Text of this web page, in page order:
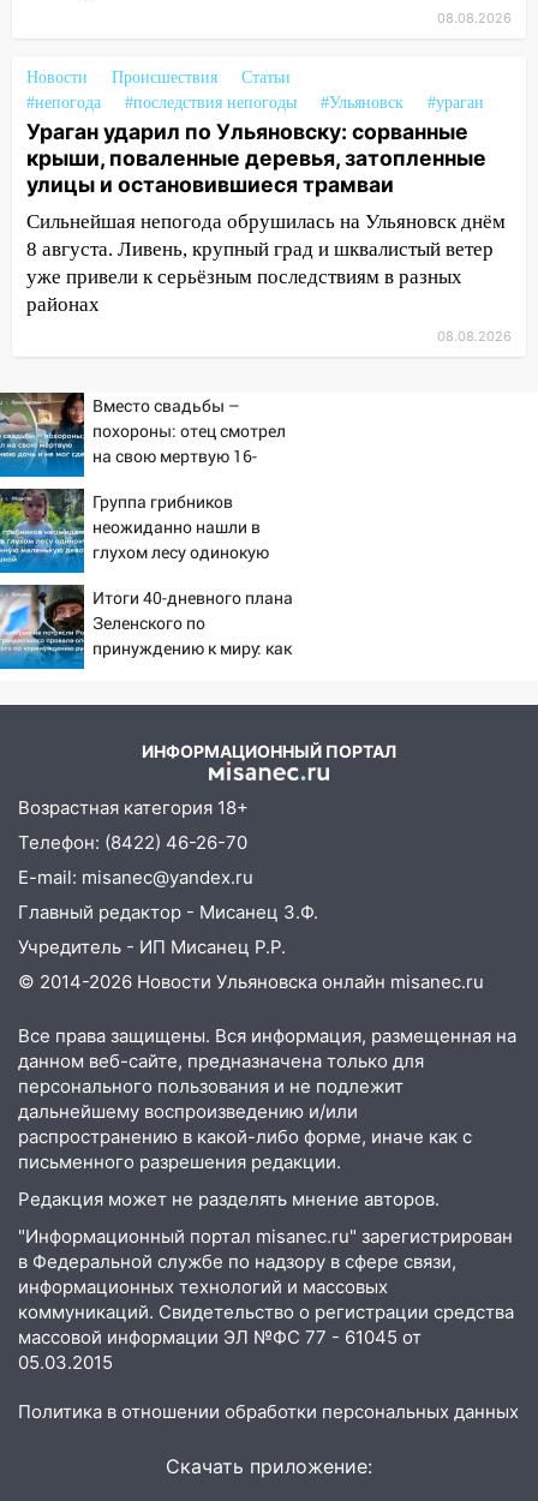
судить за неуплату 48,4 млн рублей
налогов
09:28 Дети на дорогах: пострадали
велосипедисты, мотоциклисты и
пешеходы. Обзор крупных аварий в
Ульяновской области
08:30 Поджог со свечой, 16 сгоревших
домов и выстрел за водку
06:45
Императорский мост в
Ульяновске останется закрытым до
утра 10 августа
05:18
Судьба готовит сюрприз: гороскоп
на 8 августа — кому повезет с
деньгами, а кого ждет неожиданная
встреча
04:47
В Ульяновской области объявили
ракетную опасность: звучат сирены
07.08.2026
купить тракторы с отсрочкой платежа
19:34
В следственном управлении
состоялось торжественное
мероприятие, приуроченное к
празднованию Дня сотрудника органов
следствия Российской Федерации
19:30 Ульяновцев приглашают
на фестивале «ФормАРТ»
18:11 Ульяновская область стала
пилотным регионом проекта
«Культурное долголетие»
17:23 Прогноз погоды в Ульяновской
области на 8 августа
17:16 В реанимацию Ульяновской
областной больницы поступили шесть
новых аппаратов ИВЛ
16:51
В Чердаклинском районе
ремонтируют дороги, ставят остановки
девять бункеров для крупногабаритного
08.08.2026
Новости Происшествия
Статьи
#непогода
#последствия непогоды #Ульяновск #ураган
Ураган ударил по Ульяновску: сорванные
крыши, поваленные деревья, затопленные
улицы и остановившиеся трамваи
Сильнейшая непогода обрушилась на Ульяновск днём
8 августа. Ливень, крупный град и шквалистый ветер
уже привели к серьёзным последствиям в разных
районах
08.08.2026
Вместо свадьбы –
похороны: отец смотрел
на свою мертвую 16-
сдержать слезы
Группа грибников
неожиданно нашли в
глухом лесу одинокую
девочку с игрушкой
Итоги 40-дневного плана
Зеленского по
принуждению к миру: как
ИНФОРМАЦИОННЫЙ ПОРТАЛ
Возрастная категория 18+
Телефон: (8422) 46-26-70
E-mail: misanec@yandex.ru
Главный редактор - Мисанец З.Ф.
Учредитель - ИП Мисанец Р.Р.
© 2014-2026 Новости Ульяновска онлайн misanec.ru
Все права защищены. Вся информация, размещенная на
данном веб-сайте, предназначена только для
персонального пользования и не подлежит
дальнейшему воспроизведению и/или
распространению в какой-либо форме, иначе как с
письменного разрешения редакции.
Редакция может не разделять мнение авторов.
"Информационный портал misanec.ru" зарегистрирован
в Федеральной службе по надзору в сфере связи,
информационных технологий и массовых
коммуникаций. Свидетельство о регистрации средства
массовой информации ЭЛ №ФС 77 - 61045 от
05.03.2015
Политика в отношении обработки персональных данных
Скачать приложение: